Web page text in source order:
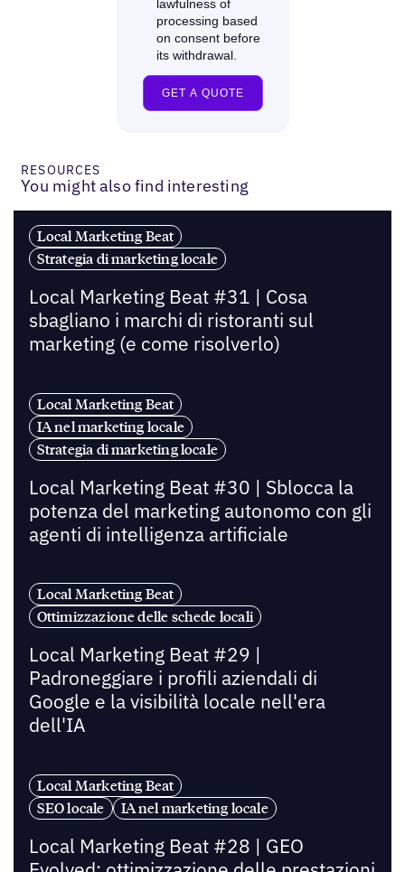
RESOURCES
You might also find interesting
Local Marketing Beat
Strategia di marketing locale
Local Marketing Beat #31 | Cosa
sbagliano i marchi di ristoranti sul
marketing (e come risolverlo)
Local Marketing Beat
IA nel marketing locale
Strategia di marketing locale
Local Marketing Beat #30 | Sblocca la
potenza del marketing autonomo con gli
agenti di intelligenza artificiale
Local Marketing Beat
Ottimizzazione delle schede locali
Local Marketing Beat #29 |
Padroneggiare i profili aziendali di
Google e la visibilità locale nell'era
dell'IA
Local Marketing Beat
SEO locale
IA nel marketing locale
Local Marketing Beat #28 | GEO